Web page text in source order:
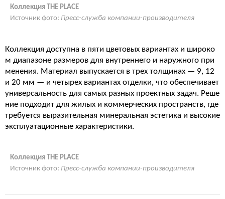
Коллекция THE PLACE
Источник фото: Пресс-служба компании-производителя
Коллекция доступна в пяти цветовых вариантах и широко
м диапазоне размеров для внутреннего и наружного при
менения. Материал выпускается в трех толщинах — 9, 12
и 20 мм — и четырех вариантах отделки, что обеспечивает
универсальность для самых разных проектных задач. Реше
ние подходит для жилых и коммерческих пространств, где
требуется выразительная минеральная эстетика и высокие
эксплуатационные характеристики.
Коллекция THE PLACE
Источник фото: Пресс-служба компании-производителя